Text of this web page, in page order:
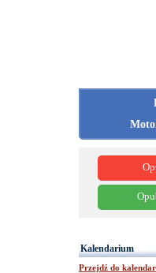
Kalendarium
Przejdź do